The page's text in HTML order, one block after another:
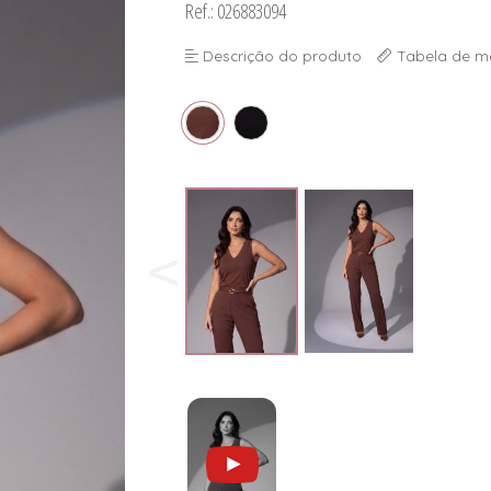
Ref.: 026883094
Descrição do produto Tabela de